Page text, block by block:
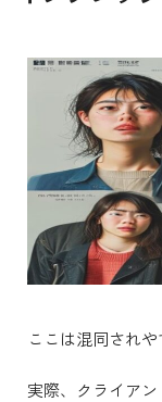
ここは混同されや
実際、クライア